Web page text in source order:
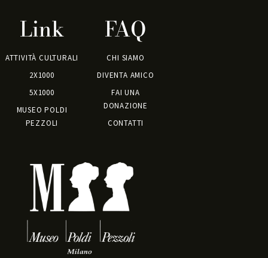
Link
ATTIVITÀ CULTURALI
2X1000
5X1000
MUSEO POLDI
PEZZOLI
FAQ
CHI SIAMO
DIVENTA AMICO
FAI UNA
DONAZIONE
CONTATTI